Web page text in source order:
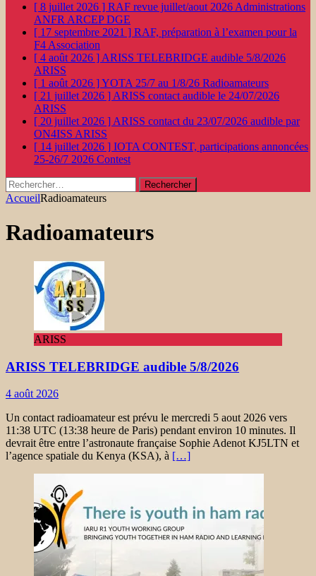
[ 8 juillet 2026 ] RAF revue juillet/aout 2026 Administrations
ANFR ARCEP DGE
[ 17 septembre 2021 ] RAF, préparation à l’examen pour la
F4 Association
[ 4 août 2026 ] ARISS TELEBRIDGE audible 5/8/2026
ARISS
[ 1 août 2026 ]YOTA 25/7 au 1/8/26 Radioamateurs
[ 21 juillet 2026 ] ARISS contact audible le 24/07/2026
ARISS
[ 20 juillet 2026 ] ARISS contact du 23/07/2026 audible par
ON4ISS ARISS
[ 14 juillet 2026 ] IOTA CONTEST, participations annoncées
25-26/7 2026 Contest
Rechercher :
AccueilRadioamateurs
Radioamateurs
ARISS
ARISS TELEBRIDGE audible 5/8/2026
4 août 2026
Un contact radioamateur est prévu le mercredi 5 aout 2026 vers
11:38 UTC (13:38 heure de Paris) pendant environ 10 minutes. Il
devrait être entre l’astronaute française Sophie Adenot KJ5LTN et
l’agence spatiale du Kenya (KSA), à […]